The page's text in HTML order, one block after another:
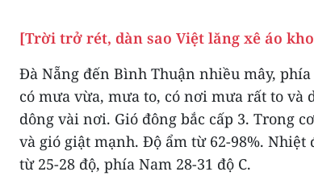
[Trời trở rét, dàn sao Việt lăng xê áo
Đà Nẵng đến Bình Thuận nhiều mây,
có mưa vừa, mưa to, có nơi mưa rất to và
dông vài nơi. Gió đông bắc cấp 3. Trong
và gió giật mạnh. Độ ẩm từ 62-98%. Nhiệt
từ 25-28 độ, phía Nam 28-31 độ C.